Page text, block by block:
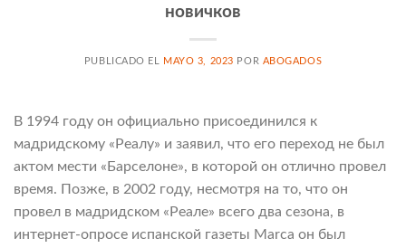
новичков
PUBLICADO EL MAYO 3, 2023 POR ABOGADOS
В 1994 году он официально присоединился к
мадридскому «Реалу» и заявил, что его переход не был
актом мести «Барселоне», в которой он отлично провел
время. Позже, в 2002 году, несмотря на то, что он
провел в мадридском «Реале» всего два сезона, в
интернет-опросе испанской газеты Marca он был